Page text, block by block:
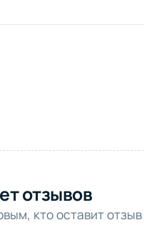
отзывов
кто оставит отзыв